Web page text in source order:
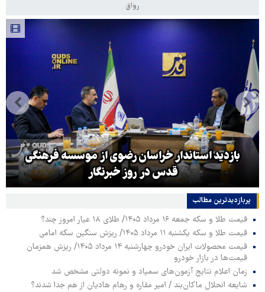
رواق
بازدید استاندار خراسان رضوی از موسسه فرهنگی
قدس در روز خبرنگار
پربازدیدترین‌ مطالب
قیمت طلا و سکه جمعه ۱۶ مرداد ۱۴۰۵/ طلای ۱۸ عیار امروز چند؟
قیمت طلا و سکه یکشنبه ۱۱ مرداد ۱۴۰۵/ ریزش سنگین سکه امامی
قیمت محصولات ایران خودرو چهارشنبه ۱۴ مرداد ۱۴۰۵/ ریزش همزمان
قیمت‌ها در بازار خودرو
زمان اعلام نتایج آزمون‌های سمپاد و نمونه دولتی مشخص شد
شایعه انحلال ماکان‌بند / امیر مقاره و رهام هادیان از هم جدا شدند؟